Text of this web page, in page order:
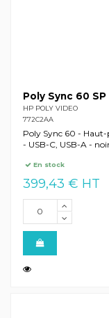
Poly Sync 60 SP
HP POLY VIDEO
772C2AA
Poly Sync 60 -
- USB-C, USB-A -
En stock
399,43 € HT